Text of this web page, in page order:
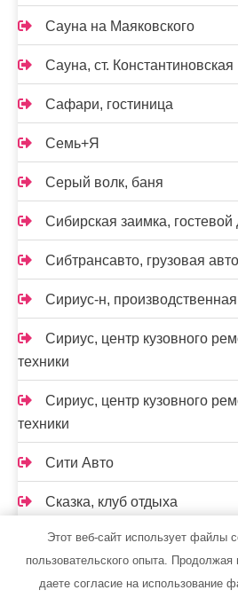
Сауна на Маяковского
Сауна, ст. Константиновская
Сафари, гостиница
Семь+Я
Серый волк, баня
Сибирская заимка, гостевой
Сибтрансавто, грузовая
Сириус-н,
Сириус, центр кузовного
техники
Сириус, центр кузовного
техники
Сити Авто
Сказка, клуб отдыха
Скиф, автомойка
Скиф, автомойка
Этот веб-сайт использует файлы
пользовательского опыта.
даете согласие на использование